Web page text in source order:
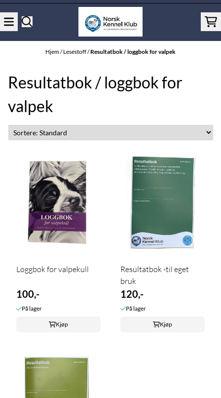
Hjem/Lesestoff/Resultatbok / loggbok for valpek
Resultatbok / loggbok for
valpek
Loggbok for valpekull
100,-
På lager
Kjøp
Resultatbok -til eget
bruk
120,-
På lager
Kjøp